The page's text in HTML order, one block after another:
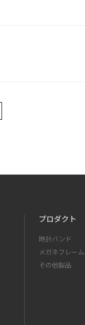
プロダクト
時計バンド
メガネフレーム
その他製品